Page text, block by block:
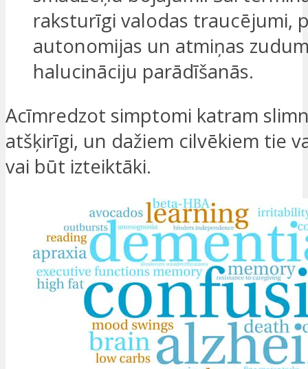
raksturīgi valodas traucējumi,
autonomijas un atmiņas
halucināciju parādīšanās.
Acīmredzot simptomi katram
atšķirīgi, un dažiem cilvēkiem tie
vai būt izteiktāki.